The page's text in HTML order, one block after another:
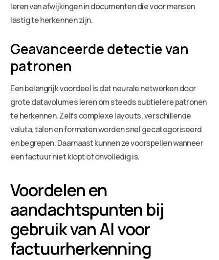
leren van afwijkingen in documenten die voor mensen
lastig te herkennen zijn.
Geavanceerde detectie van
patronen
Een belangrijk voordeel is dat neurale netwerken door
grote datavolumes leren om steeds subtielere patronen
te herkennen. Zelfs complexe layouts, verschillende
valuta, talen en formaten worden snel gecategoriseerd
en begrepen. Daarnaast kunnen ze voorspellen wanneer
een factuur niet klopt of onvolledig is.
Voordelen en
aandachtspunten bij
gebruik van AI voor
factuurherkenning